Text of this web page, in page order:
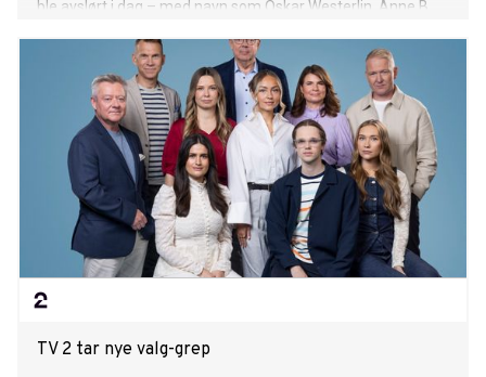
ble avslørt i dag – med navn som Oskar Westerlin, Anne B.
på hva som blir årets store adventskalender-satsing.
TV 2 tar nye valg-grep